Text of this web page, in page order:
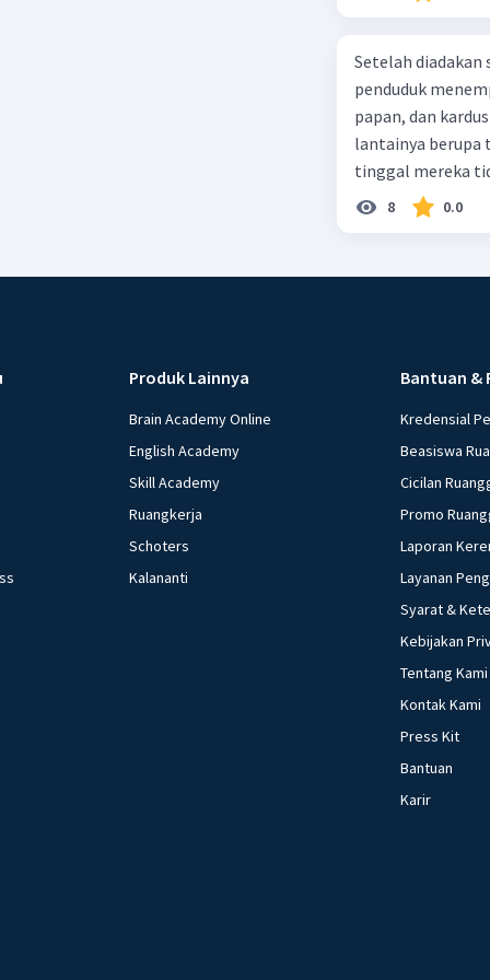
Setelah diadakan
penduduk
papan, dan
lantainya berupa
tinggal mereka tidak layak
dalam paragraf
8 0.0
Produk Lainnya
Brain Academy Online
English Academy
Skill Academy
Ruangkerja
Schoters
Kalananti
Bantuan &
Kredensial
Beasiswa
Cicilan
Promo
Laporan
Layanan
Syarat &
Kebijakan
Tentang Kami
Kontak Kami
Press Kit
Bantuan
Karir